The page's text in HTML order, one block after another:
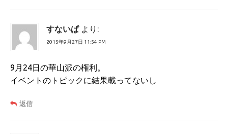
すないぱ より:
2015年9月27日 11:54 PM
9月24日の華山派の権利。
イベントのトピックに結果載ってないし
返信